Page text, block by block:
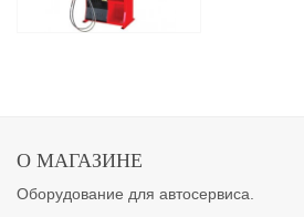
О МАГАЗИНЕ
Оборудование для автосервиса.